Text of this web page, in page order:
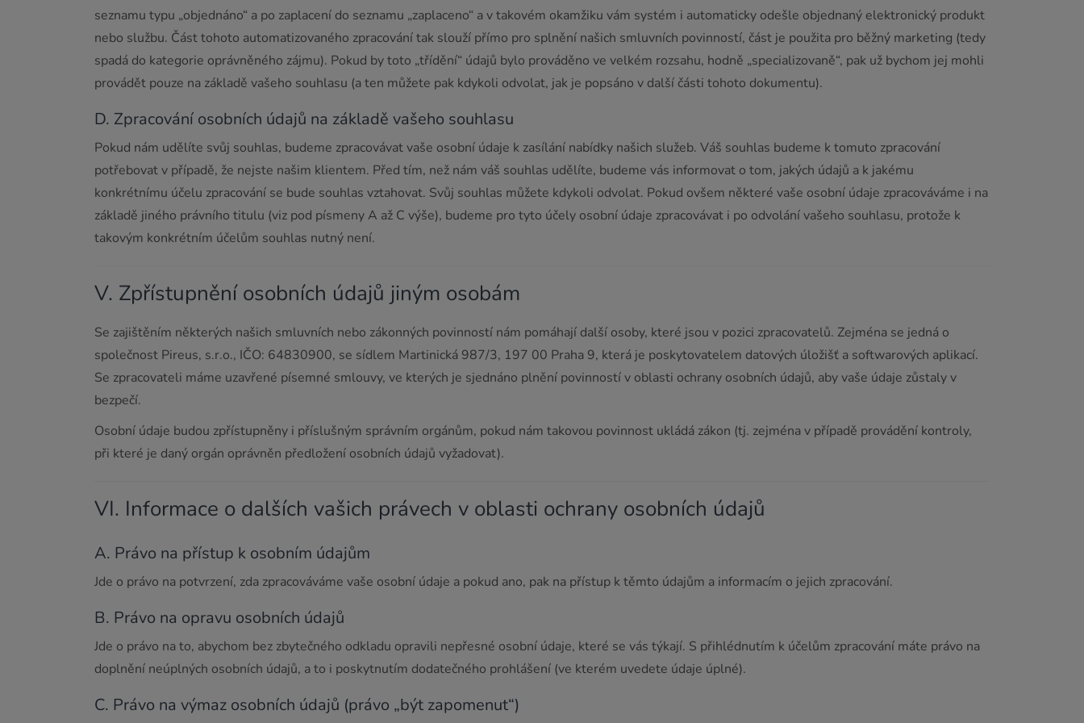
seznamu typu „objednáno“ a po zaplacení do seznamu „zaplaceno“ a v takovém okamžiku vám systém i automaticky odešle objednaný elektronický produkt
nebo službu. Část tohoto automatizovaného zpracování tak slouží přímo pro splnění našich smluvních povinností, část je použita pro běžný marketing (tedy
spadá do kategorie oprávněného zájmu). Pokud by toto „třídění“ údajů bylo prováděno ve velkém rozsahu, hodně „specializovaně“, pak už bychom jej mohli
provádět pouze na základě vašeho souhlasu (a ten můžete pak kdykoli odvolat, jak je popsáno v další části tohoto dokumentu).
D. Zpracování osobních údajů na základě vašeho souhlasu
Pokud nám udělíte svůj souhlas, budeme zpracovávat vaše osobní údaje k zasílání nabídky našich služeb. Váš souhlas budeme k tomuto zpracování
potřebovat v případě, že nejste našim klientem. Před tím, než nám váš souhlas udělíte, budeme vás informovat o tom, jakých údajů a k jakému
konkrétnímu účelu zpracování se bude souhlas vztahovat. Svůj souhlas můžete kdykoli odvolat. Pokud ovšem některé vaše osobní údaje zpracováváme i na
základě jiného právního titulu (viz pod písmeny A až C výše), budeme pro tyto účely osobní údaje zpracovávat i po odvolání vašeho souhlasu, protože k
takovým konkrétním účelům souhlas nutný není.
V. Zpřístupnění osobních údajů jiným osobám
Se zajištěním některých našich smluvních nebo zákonných povinností nám pomáhají další osoby, které jsou v pozici zpracovatelů. Zejména se jedná o
společnost Pireus, s.r.o., IČO: 64830900, se sídlem Martinická 987/3, 197 00 Praha 9, která je poskytovatelem datových úložišť a softwarových aplikací.
Se zpracovateli máme uzavřené písemné smlouvy, ve kterých je sjednáno plnění povinností v oblasti ochrany osobních údajů, aby vaše údaje zůstaly v
bezpečí.
Osobní údaje budou zpřístupněny i příslušným správním orgánům, pokud nám takovou povinnost ukládá zákon (tj. zejména v případě provádění kontroly,
při které je daný orgán oprávněn předložení osobních údajů vyžadovat).
VI. Informace o dalších vašich právech v oblasti ochrany osobních údajů
A. Právo na přístup k osobním údajům
Jde o právo na potvrzení, zda zpracováváme vaše osobní údaje a pokud ano, pak na přístup k těmto údajům a informacím o jejich zpracování.
B. Právo na opravu osobních údajů
Jde o právo na to, abychom bez zbytečného odkladu opravili nepřesné osobní údaje, které se vás týkají. S přihlédnutím k účelům zpracování máte právo na
doplnění neúplných osobních údajů, a to i poskytnutím dodatečného prohlášení (ve kterém uvedete údaje úplné).
C. Právo na výmaz osobních údajů (právo „být zapomenut“)